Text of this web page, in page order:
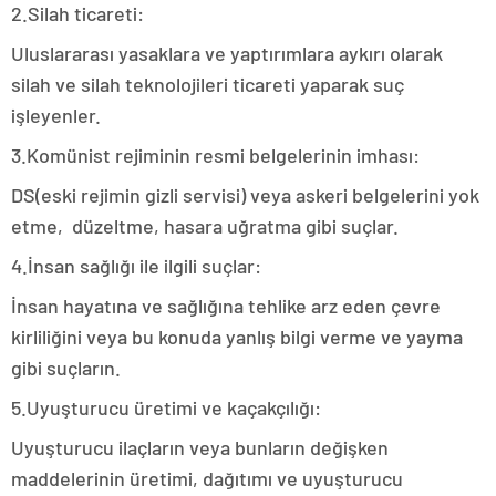
2.Silah ticareti:
Uluslararası yasaklara ve yaptırımlara aykırı olarak
silah ve silah teknolojileri ticareti yaparak suç
işleyenler.
3.Komünist rejiminin resmi belgelerinin imhası:
DS(eski rejimin gizli servisi) veya askeri belgelerini yok
etme, düzeltme, hasara uğratma gibi suçlar.
4.İnsan sağlığı ile ilgili suçlar:
İnsan hayatına ve sağlığına tehlike arz eden çevre
kirliliğini veya bu konuda yanlış bilgi verme ve yayma
gibi suçların.
5.Uyuşturucu üretimi ve kaçakçılığı:
Uyuşturucu ilaçların veya bunların değişken
maddelerinin üretimi, dağıtımı ve uyuşturucu